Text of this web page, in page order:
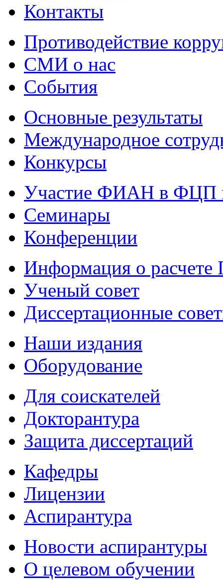
Контакты
Противодействие
СМИ о нас
События
Основные результаты
Международное
Конкурсы
Участие ФИАН в ФЦП
Семинары
Конференции
Информация о
Ученый совет
Диссертационные
Наши издания
Оборудование
Для соискателей
Докторантура
Защита диссертаций
Кафедры
Лицензии
Аспирантура
Новости аспирантуры
О целевом обучении